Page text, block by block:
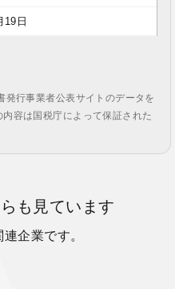
19日
行事業者公表サイトのデータを
容は国税庁によって保証された
も見ています
企業です。